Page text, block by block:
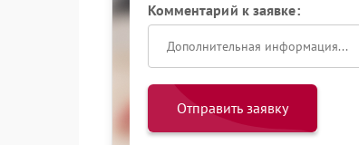
Комментарий к заявке:
Отправить заявку